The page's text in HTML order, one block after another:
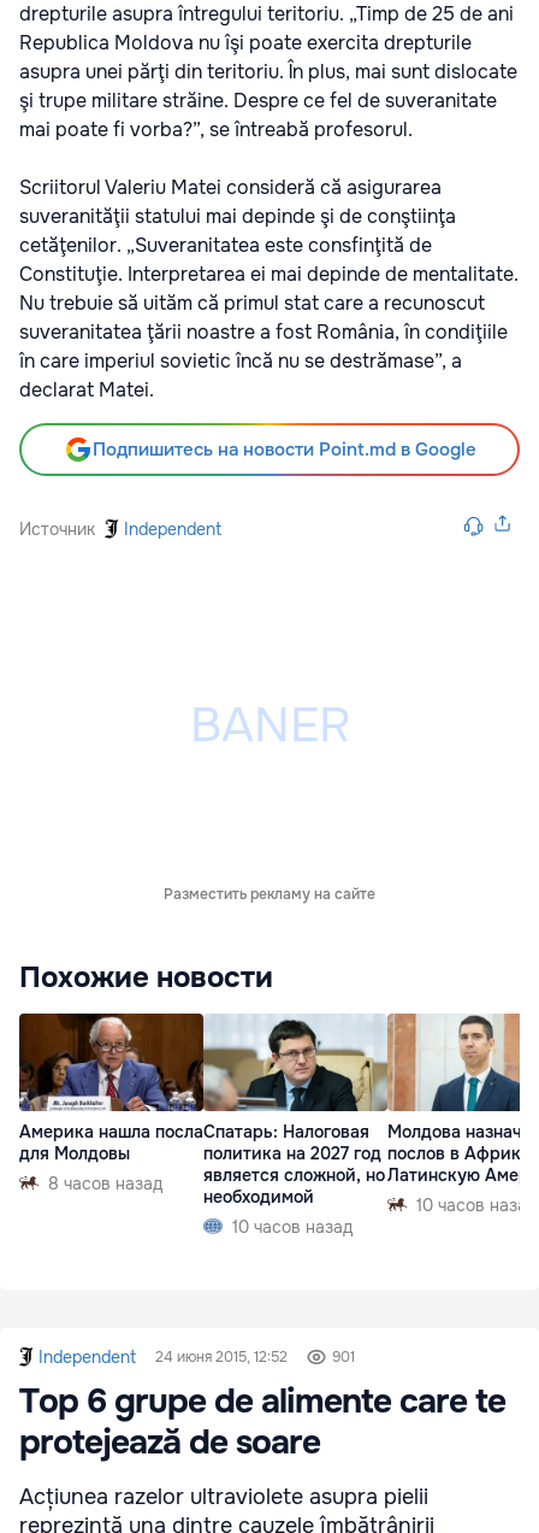
drepturile asupra întregului teritoriu. „Timp de 25 de ani
Republica Moldova nu îşi poate exercita drepturile
asupra unei părţi din teritoriu. În plus, mai sunt dislocate
şi trupe militare străine. Despre ce fel de suveranitate
mai poate fi vorba?”, se întreabă profesorul.
Scriitorul Valeriu Matei consideră că asigurarea
suveranităţii statului mai depinde şi de conştiinţa
cetăţenilor. „Suveranitatea este consfinţită de
Constituţie. Interpretarea ei mai depinde de mentalitate.
Nu trebuie să uităm că primul stat care a recunoscut
suveranitatea ţării noastre a fost România, în condiţiile
în care imperiul sovietic încă nu se destrămase”, a
declarat Matei.
Подпишитесь на новости Point.md в Google
Источник Independent
Разместить рекламу на сайте
Похожие новости
Америка нашла посла
для Молдовы
8 часов назад
Спатарь: Налоговая
политика на 2027 год
является сложной, но
необходимой
10 часов назад
Молдова
послов в Африку
Латинскую
10 часов назад
Independent 24 июня 2015, 12:52 901
Top 6 grupe de alimente care te
protejează de soare
Acțiunea razelor ultraviolete asupra pielii
reprezintă una dintre cauzele îmbătrânirii